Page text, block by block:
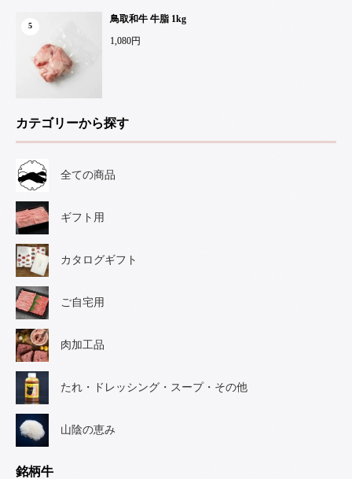
5
鳥取和牛 牛脂 1kg
1,080円
カテゴリーから探す
全ての商品
ギフト用
カタログギフト
ご自宅用
肉加工品
たれ・ドレッシング・スープ・その他
山陰の恵み
銘柄牛